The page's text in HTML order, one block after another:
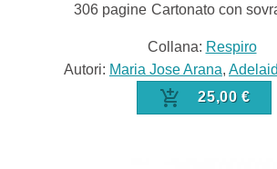
306 pagine Cartonato con
Collana: Respiro
Autori: Maria Jose Arana,
25,00 €